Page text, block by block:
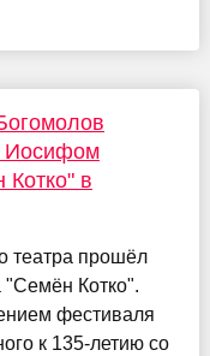
Иосифом
в
театра прошёл
Котко".
фестиваля
к 135-летию со